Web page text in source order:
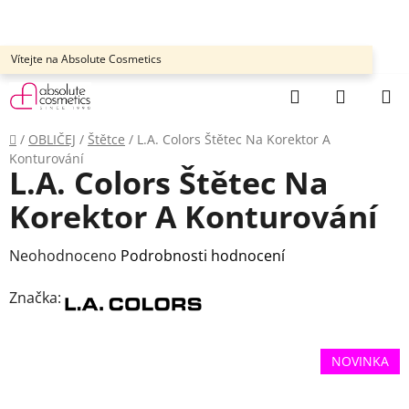
obsah
Vítejte na Absolute Cosmetics
Hledat
Domů
/ OBLIČEJ / Štětce / L.A. Colors Štětec Na Korektor A
Konturování
L.A. Colors Štětec Na
Korektor A Konturování
Průměrné
produktu
Neohodnoceno Podrobnosti hodnocení
Značka:
NOVINKA